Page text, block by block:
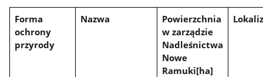
Forma
ochrony
przyrody
Nazwa
Powierzchnia
w zarządzie
Nadleśnictwa
Nowe
Ramuki[ha]